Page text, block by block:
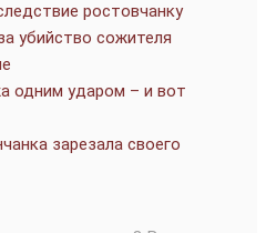
ростовчанку
убийство сожителя
одним ударом – и вот
зарезала своего